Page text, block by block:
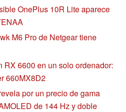
OnePlus 10R Lite aparece
M6 Pro de Netgear tiene
RX 6600 en un solo ordenador:
660MX8D2
por un precio de gama
de 144 Hz y doble